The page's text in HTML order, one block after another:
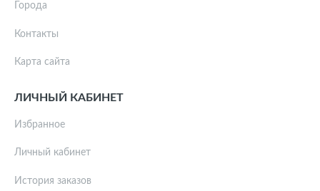
Города
Контакты
Карта сайта
ЛИЧНЫЙ КАБИНЕТ
Избранное
Личный кабинет
История заказов